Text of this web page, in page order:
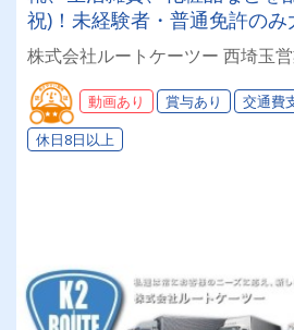
祝)！未経験者・普通免許の
取得時は50%費用補助制度も
与・勤続給・子ども手当など
株式会社ルートケーツー 西埼玉
動画あり 賞与あり 交通費
休日8日以上